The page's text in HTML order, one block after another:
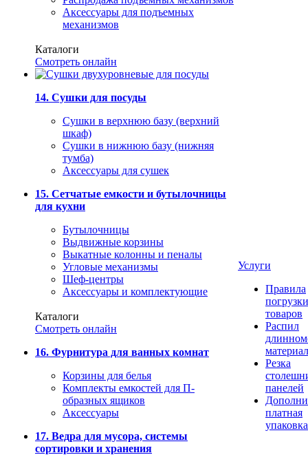
Аксессуары для подъемных
механизмов
Каталоги
Смотреть онлайн
14. Сушки для посуды
Сушки в верхнюю базу (верхний
шкаф)
Сушки в нижнюю базу (нижняя
тумба)
Аксессуары для сушек
15. Сетчатые емкости и бутылочницы
для кухни
Бутылочницы
Выдвижные корзины
Выкатные колонны и пеналы
Угловые механизмы
Шеф-центры
Аксессуары и комплектующие
Каталоги
Смотреть онлайн
16. Фурнитура для ванных комнат
Корзины для белья
Комплекты емкостей для П-
образных ящиков
Аксессуары
17. Ведра для мусора, системы
сортировки и хранения
Услуги
Правила
погрузки
товаров
Распил
Резка
панелей
платная
упаковка